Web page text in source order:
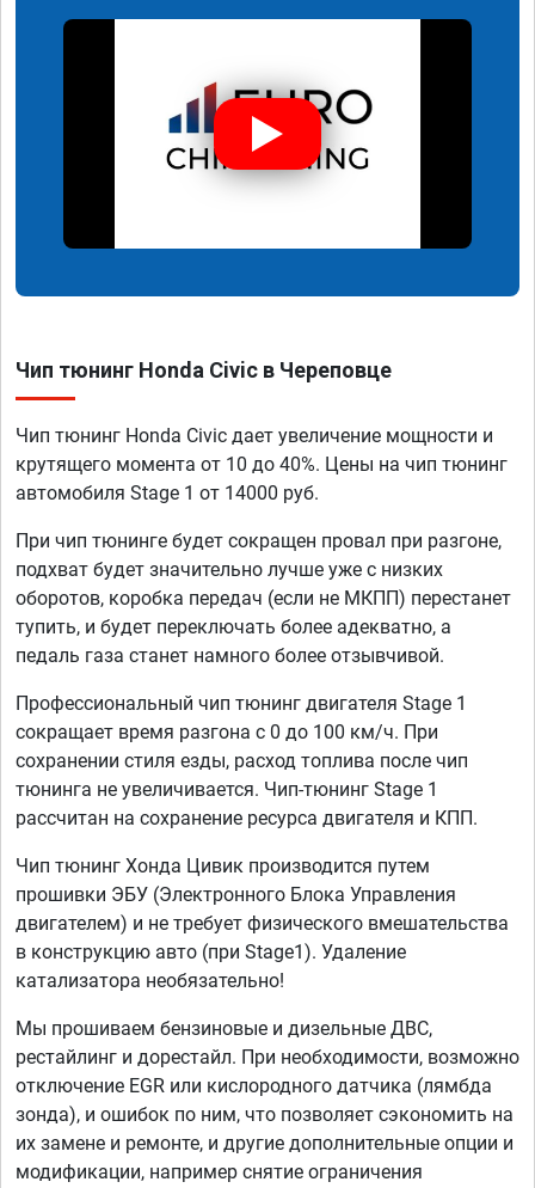
Чип тюнинг Honda Civic в Череповце
Чип тюнинг Honda Civic дает увеличение мощности и
крутящего момента от 10 до 40%. Цены на чип тюнинг
автомобиля Stage 1 от 14000 руб.
При чип тюнинге будет сокращен провал при разгоне,
подхват будет значительно лучше уже с низких
оборотов, коробка передач (если не МКПП) перестанет
тупить, и будет переключать более адекватно, а
педаль газа станет намного более отзывчивой.
Профессиональный чип тюнинг двигателя Stage 1
сокращает время разгона с 0 до 100 км/ч. При
сохранении стиля езды, расход топлива после чип
тюнинга не увеличивается. Чип-тюнинг Stage 1
рассчитан на сохранение ресурса двигателя и КПП.
Чип тюнинг Хонда Цивик производится путем
прошивки ЭБУ (Электронного Блока Управления
двигателем) и не требует физического вмешательства
в конструкцию авто (при Stage1). Удаление
катализатора необязательно!
Мы прошиваем бензиновые и дизельные ДВС,
рестайлинг и дорестайл. При необходимости, возможно
отключение EGR или кислородного датчика (лямбда
зонда), и ошибок по ним, что позволяет сэкономить на
их замене и ремонте, и другие дополнительные опции и
модификации, например снятие ограничения